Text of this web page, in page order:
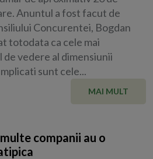
Anuntul a fost facut de
Concurentei, Bogdan
totodata ca cele mai
vedere al dimensiunii
sunt cele...
MAI MULT
companii au o